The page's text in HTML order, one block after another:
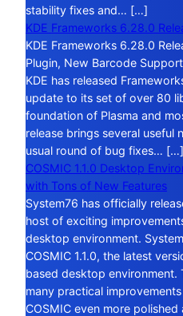
stability fixes and… […]
KDE Frameworks 6.28.0
KDE Frameworks 6.28.0
Plugin, New Barcode
KDE has released
update to its set of over 80
foundation of Plasma and
release brings several useful
usual round of bug fixes… […]
COSMIC 1.1.0 Desktop
with Tons of New Features
System76 has officially
host of exciting
desktop environment.
COSMIC 1.1.0, the latest
based desktop environment.
many practical
COSMIC even more